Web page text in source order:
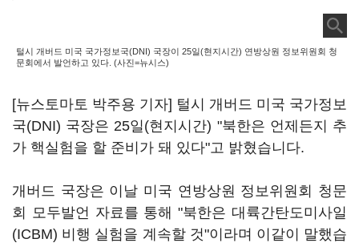
털시 개버드 미국 국가정보국(DNI) 국장이 25일(현지시간) 연방상원 정보위원회 청
문회에서 발언하고 있다. (사진=뉴시스)
[뉴스토마토 박주용 기자] 털시 개버드 미국 국가정보
국(DNI) 국장은 25일(현지시간) "북한은 언제든지 추
가 핵실험을 할 준비가 돼 있다"고 밝혔습니다.
개버드 국장은 이날 미국 연방상원 정보위원회 청문
회 모두발언 자료를 통해 "북한은 대륙간탄도미사일
(ICBM) 비행 실험을 계속할 것"이라며 이같이 말했습